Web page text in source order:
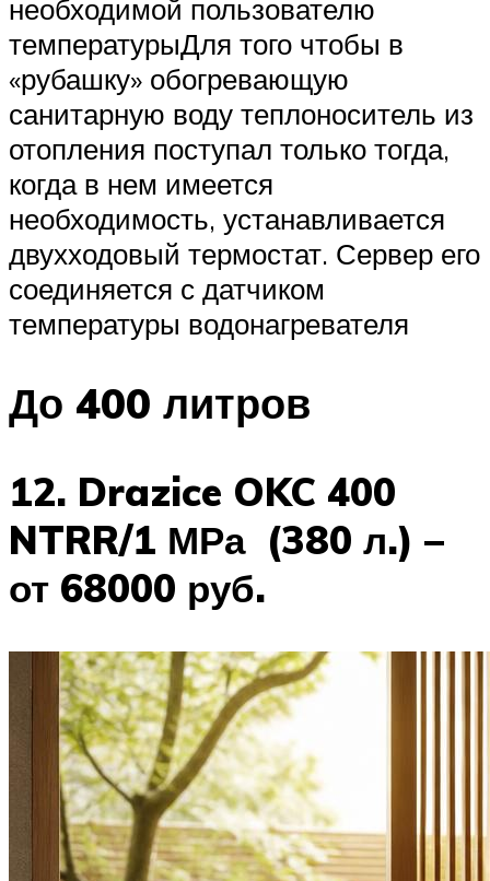
необходимой пользователю
температурыДля того чтобы в
«рубашку» обогревающую
санитарную воду теплоноситель из
отопления поступал только тогда,
когда в нем имеется
необходимость, устанавливается
двухходовый термостат. Сервер его
соединяется с датчиком
температуры водонагревателя
До 400 литров
12. Drazice OKC 400
NTRR/1 МРа (380 л.) –
от 68000 руб.